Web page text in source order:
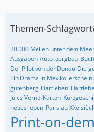
Themen-
20 000 Meilen unter dem Meer
Ausgaben Auto bergbau
Der Pilot von der Donau Die
Ein Drama in Mexiko
gutenberg Hartleben
Jules Verne Karten
neues leben Paris au XXe
Print-on-